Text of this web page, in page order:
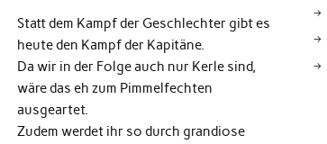
Statt dem Kampf der Geschlechter gibt es
heute den Kampf der Kapitäne.
Da wir in der Folge auch nur Kerle sind,
wäre das eh zum Pimmelfechten
ausgeartet.
Zudem werdet ihr so durch grandiose